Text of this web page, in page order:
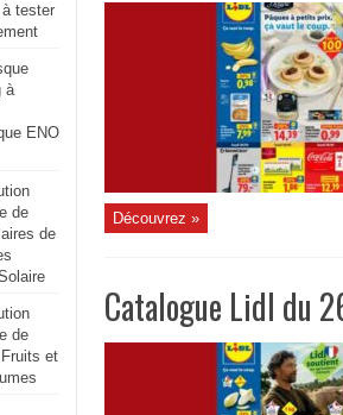
Découvrez »
Catalogue Lidl du
tester
à
ENO
de
de
de
et